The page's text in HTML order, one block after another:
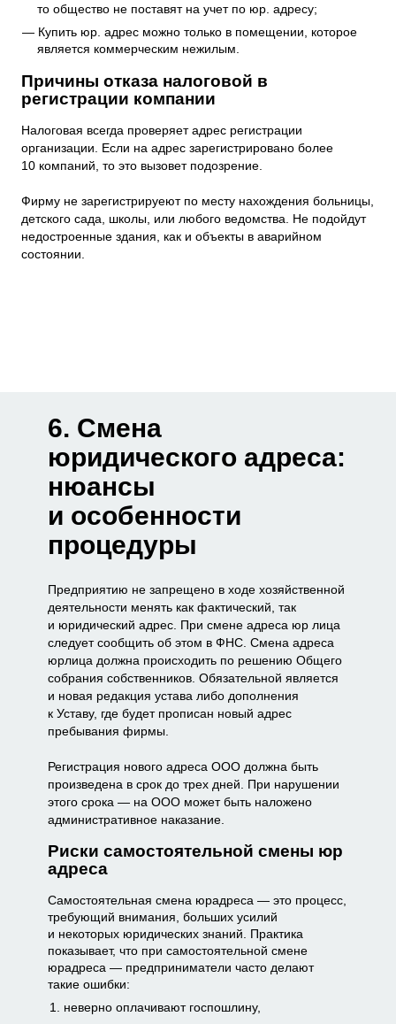
то общество не поставят на учет по юр. адресу;
Купить юр. адрес можно только в помещении, которое
является коммерческим нежилым.
Причины отказа налоговой в
регистрации компании
Налоговая всегда проверяет адрес регистрации
организации. Если на адрес зарегистрировано более
10 компаний, то это вызовет подозрение.
Фирму не зарегистрируеют по месту нахождения больницы,
детского сада, школы, или любого ведомства. Не подойдут
недостроенные здания, как и объекты в аварийном
состоянии.
6. Смена
юридического адреса:
нюансы
и особенности
процедуры
Предприятию не запрещено в ходе хозяйственной
деятельности менять как фактический, так
и юридический адрес. При смене адреса юр лица
следует сообщить об этом в ФНС. Смена адреса
юрлица должна происходить по решению Общего
собрания собственников. Обязательной является
и новая редакция устава либо дополнения
к Уставу, где будет прописан новый адрес
пребывания фирмы.
Регистрация нового адреса ООО должна быть
произведена в срок до трех дней. При нарушении
этого срока — на ООО может быть наложено
административное наказание.
Риски самостоятельной смены юр
адреса
Самостоятельная смена юрадреса — это процесс,
требующий внимания, больших усилий
и некоторых юридических знаний. Практика
показывает, что при самостоятельной смене
юрадреса — предприниматели часто делают
такие ошибки:
неверно оплачивают госпошлину,